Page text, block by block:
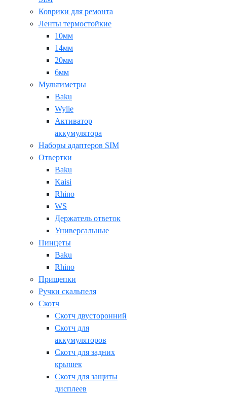
Коврики для ремонта
Ленты термостойкие
10мм
14мм
20мм
6мм
Мультиметры
Baku
Wylie
Активатор
аккумулятора
Наборы адаптеров SIM
Отвертки
Baku
Kaisi
Rhino
WS
Держатель ответок
Универсальные
Пинцеты
Baku
Rhino
Прищепки
Ручки скальпеля
Скотч
Скотч двусторонний
Скотч для
аккумуляторов
Скотч для задних
крышек
Скотч для защиты
дисплеев